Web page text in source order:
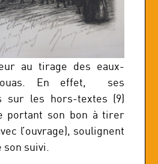
au tirage des eaux-
En effet, ses
sur les hors-textes (9)
portant son bon à tirer
l’ouvrage), soulignent
son suivi.